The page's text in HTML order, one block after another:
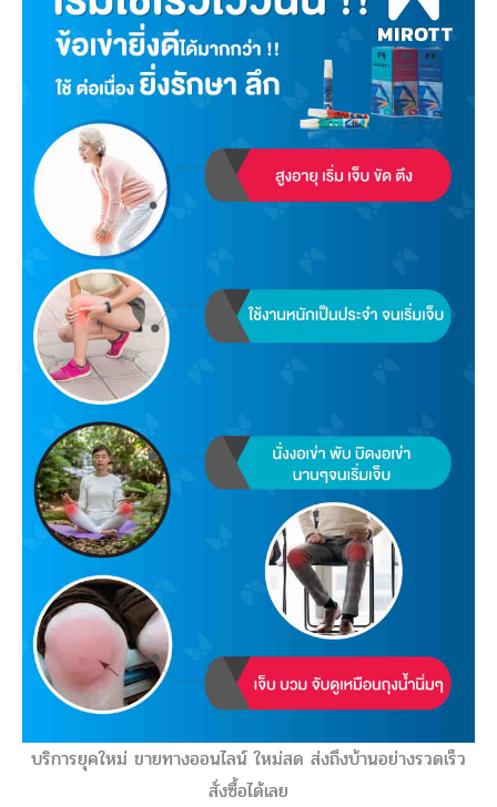
บริการยุคใหม่ ขายทางออนไลน์ ใหม่สด ส่งถึงบ้านอย่างรวดเร็ว
สั่งซื้อได้เลย